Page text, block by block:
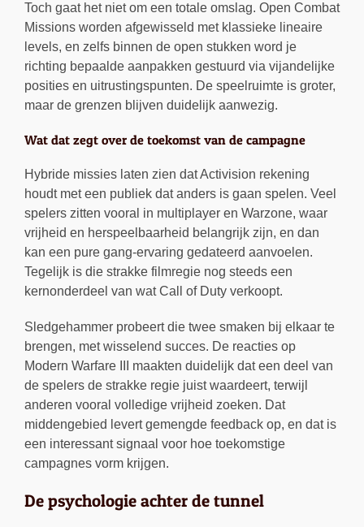
Toch gaat het niet om een totale omslag. Open Combat
Missions worden afgewisseld met klassieke lineaire
levels, en zelfs binnen de open stukken word je
richting bepaalde aanpakken gestuurd via vijandelijke
posities en uitrustingspunten. De speelruimte is groter,
maar de grenzen blijven duidelijk aanwezig.
Wat dat zegt over de toekomst van de campagne
Hybride missies laten zien dat Activision rekening
houdt met een publiek dat anders is gaan spelen. Veel
spelers zitten vooral in multiplayer en Warzone, waar
vrijheid en herspeelbaarheid belangrijk zijn, en dan
kan een pure gang-ervaring gedateerd aanvoelen.
Tegelijk is die strakke filmregie nog steeds een
kernonderdeel van wat Call of Duty verkoopt.
Sledgehammer probeert die twee smaken bij elkaar te
brengen, met wisselend succes. De reacties op
Modern Warfare III maakten duidelijk dat een deel van
de spelers de strakke regie juist waardeert, terwijl
anderen vooral volledige vrijheid zoeken. Dat
middengebied levert gemengde feedback op, en dat is
een interessant signaal voor hoe toekomstige
campagnes vorm krijgen.
De psychologie achter de tunnel